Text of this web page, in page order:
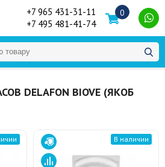
+7 965 431-31-11
+7 495 481-41-74
0
DELAFON BIOVE (ЯКОБ
В наличии